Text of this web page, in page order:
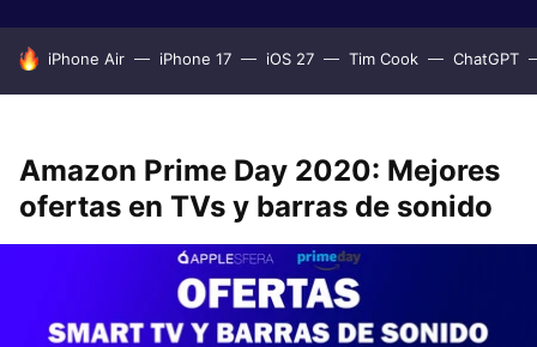
HOY SE HABLA DE
iPhone Air iPhone 17 iOS 27 Tim Cook ChatGPT
Amazon Prime Day 2020: Mejores
ofertas en TVs y barras de sonido